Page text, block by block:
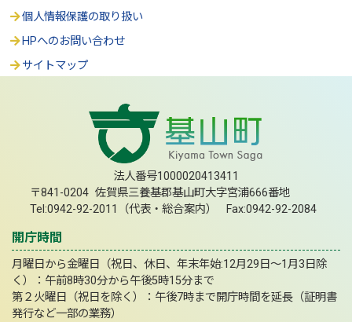
個人情報保護の取り扱い
HPへのお問い合わせ
サイトマップ
法人番号1000020413411
〒841-0204 佐賀県三養基郡基山町大字宮浦666番地
Tel:0942-92-2011（代表・総合案内） Fax:0942-92-2084
開庁時間
月曜日から金曜日（祝日、休日、年末年始:12月29日～1月3日除
く）：午前8時30分から午後5時15分まで
第２火曜日（祝日を除く）：午後7時まで開庁時間を延長（証明書
発行など一部の業務）